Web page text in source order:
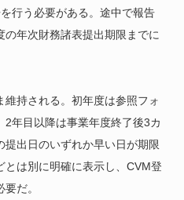
行う必要がある。途中で報告
年次財務諸表提出期限までに
持される。初年度は参照フォ
年目以降は事業年度終了後3カ
提出日のいずれか早い日が期限
とは別に明確に表示し、CVM登
だ。